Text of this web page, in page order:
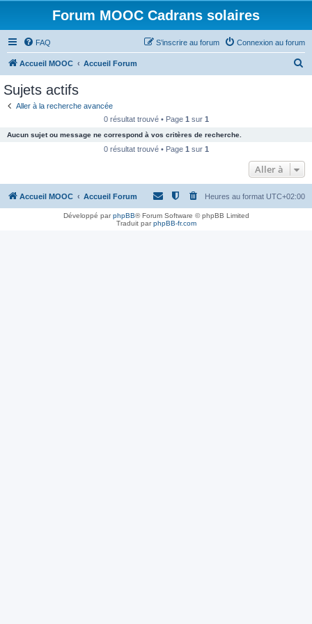
Forum MOOC Cadrans solaires
FAQ Connexion au forum
S’inscrire au forum
Accueil MOOC Accueil Forum
c
e
Sujets actifs
Aller à la recherche avancée
0 résultat trouvé • Page 1 sur 1
Aucun sujet ou message ne correspond à vos critères de recherche.
0 résultat trouvé • Page 1 sur 1
Aller à
Accueil MOOC Accueil Forum Heures au format UTC+02:00
Développé parphpBB® Forum Software © phpBB Limited
Traduit parphpBB-fr.com